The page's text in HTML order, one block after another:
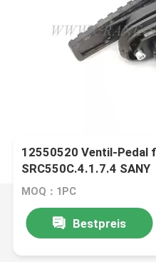
12550520 Ventil-Pedal
SRC550C.4.1.7.4 SANY
MOQ：1PC
Bestpreis